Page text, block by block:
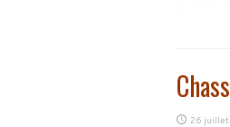
26 juillet